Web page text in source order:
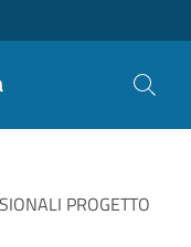
PROGETTO